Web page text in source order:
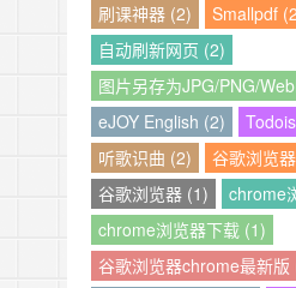
刷课神器 (2)
Smallpdf
自动刷新网页 (2)
图片另存为JPG/PNG/
eJOY English (2)
听歌识曲 (2)
谷歌浏览
谷歌浏览器 (1)
chrome
chrome浏览器下载 (1)
谷歌浏览器chrome最新版